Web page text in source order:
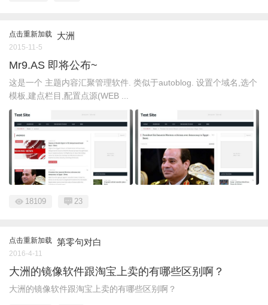
点击重新加载 大洲
2015-11-5
Mr9.AS 即将公布~
这是一个 主题内容汇聚管理软件. 类似于autoblog. 设置个域名,选个
模板,建点栏目,配置点源(WEB ...
18109 23
点击重新加载 第零句对白
2016-4-11
大洲的镜像软件跟淘宝上卖的有哪些区别啊？
大洲的镜像软件跟淘宝上卖的有哪些区别啊？